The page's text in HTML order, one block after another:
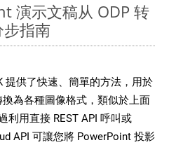
演示文稿从 ODP 转
指南
提供了快速、簡單的方法，用於
為各種圖像格式，類似於上面
利用直接 REST API 呼叫或
API 可讓您將 PowerPoint 投影